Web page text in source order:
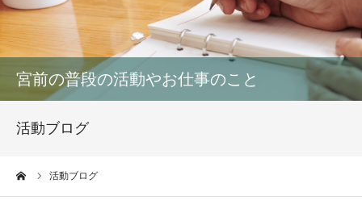
宮前の普段の活動やお仕事のこと
活動ブログ
活動ブログ
お客様の声
実績